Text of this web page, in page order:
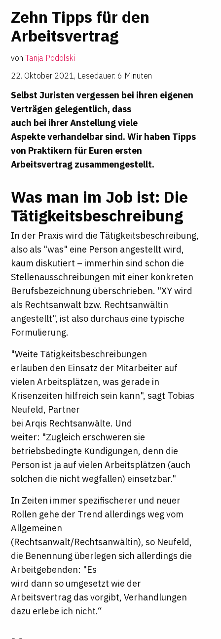
Zehn ­Tipps für den
Arbeits­ver­trag
von Tanja Podolski
22. Oktober 2021, Lesedauer: 6 Minuten
Selbst Juristen vergessen bei ihren eigenen
Verträgen gelegentlich, dass
auch bei ihrer Anstellung viele
Aspekte verhandelbar sind. Wir haben Tipps
von Praktikern für Euren ersten
Arbeitsvertrag zusammengestellt.
Was man im Job ist: Die
Tätigkeitsbeschreibung
In der Praxis wird die Tätigkeitsbeschreibung,
also als "was" eine Person angestellt wird,
kaum diskutiert – immerhin sind schon die
Stellenausschreibungen mit einer konkreten
Berufsbezeichnung überschrieben. "XY wird
als Rechtsanwalt bzw. Rechtsanwältin
angestellt", ist also durchaus eine typische
Formulierung.
"Weite Tätigkeitsbeschreibungen
erlauben den Einsatz der Mitarbeiter auf
vielen Arbeitsplätzen, was gerade in
Krisenzeiten hilfreich sein kann", sagt Tobias
Neufeld, Partner
bei Arqis Rechtsanwälte. Und
weiter: "Zugleich erschweren sie
betriebsbedingte Kündigungen, denn die
Person ist ja auf vielen Arbeitsplätzen (auch
solchen die nicht wegfallen) einsetzbar."
In Zeiten immer spezifischerer und neuer
Rollen gehe der Trend allerdings weg vom
Allgemeinen
(Rechtsanwalt/Rechtsanwältin), so Neufeld,
die Benennung überlegen sich allerdings die
Arbeitgebenden: "Es
wird dann so umgesetzt wie der
Arbeitsvertrag das vorgibt, Verhandlungen
dazu erlebe ich nicht.“